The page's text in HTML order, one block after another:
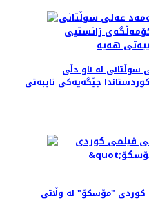
لە ناو دڵی
جێگەیەکی تایبەتی
"مۆسکۆ" لە وڵاتی